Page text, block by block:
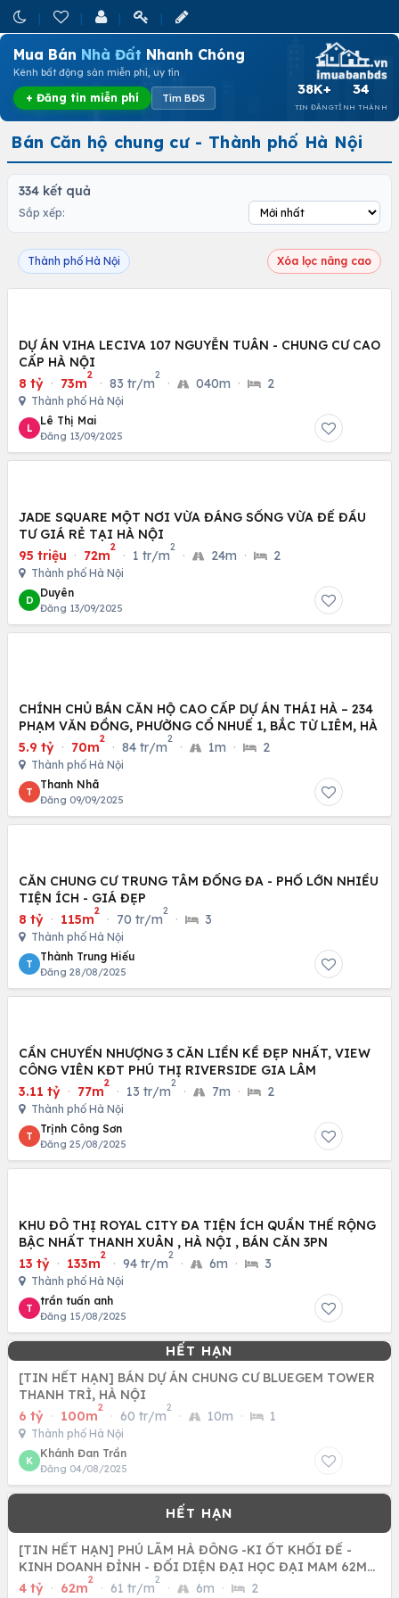
Mua Bán Nhà Đất Nhanh Chóng
Kênh bất động sản miễn phí, uy tín
+ Đăng tin miễn phí Tìm BĐS
38K+
TIN ĐĂNG
34
TỈNH THÀNH
Bán Căn hộ chung cư - Thành phố Hà Nội
334 kết quả
Sắp xếp:
Thành phố Hà Nội Xóa lọc nâng cao
DỰ ÁN VIHA LECIVA 107 NGUYỄN TUÂN - CHUNG CƯ CAO
CẤP HÀ NỘI
8 tỷ · 73m
2
· 83 tr/m
2
· 040m · 2
Thành phố Hà Nội
L
Lê Thị Mai
Đăng 13/09/2025
JADE SQUARE MỘT NƠI VỪA ĐÁNG SỐNG VỪA ĐỂ ĐẦU
TƯ GIÁ RẺ TẠI HÀ NỘI
95 triệu · 72m
2
· 1 tr/m
2
· 24m · 2
Thành phố Hà Nội
D
Duyên
Đăng 13/09/2025
CHÍNH CHỦ BÁN CĂN HỘ CAO CẤP DỰ ÁN THÁI HÀ – 234
PHẠM VĂN ĐỒNG, PHƯỜNG CỔ NHUẾ 1, BẮC TỪ LIÊM, HÀ
5.9 tỷ · 70m
2
· 84 tr/m
2
· 1m · 2
Thành phố Hà Nội
T
Thanh Nhã
Đăng 09/09/2025
CĂN CHUNG CƯ TRUNG TÂM ĐỐNG ĐA - PHỐ LỚN NHIỀU
TIỆN ÍCH - GIÁ ĐẸP
8 tỷ · 115m
2
· 70 tr/m
2
· 3
Thành phố Hà Nội
T
Thành Trung Hiếu
Đăng 28/08/2025
CẦN CHUYỂN NHƯỢNG 3 CĂN LIỀN KỀ ĐẸP NHẤT, VIEW
CÔNG VIÊN KĐT PHÚ THỊ RIVERSIDE GIA LÂM
3.11 tỷ · 77m
2
· 13 tr/m
2
· 7m · 2
Thành phố Hà Nội
T
Trịnh Công Sơn
Đăng 25/08/2025
KHU ĐÔ THỊ ROYAL CITY ĐA TIỆN ÍCH QUẦN THỂ RỘNG
BẬC NHẤT THANH XUÂN , HÀ NỘI , BÁN CĂN 3PN
13 tỷ · 133m
2
· 94 tr/m
2
· 6m · 3
Thành phố Hà Nội
T
trần tuấn anh
Đăng 15/08/2025
[TIN HẾT HẠN] BÁN DỰ ÁN CHUNG CƯ BLUEGEM TOWER
THANH TRÌ, HÀ NỘI
6 tỷ · 100m
2
· 60 tr/m
2
· 10m · 1
Thành phố Hà Nội
K
Khánh Đan Trần
Đăng 04/08/2025
[TIN HẾT HẠN] PHÚ LÃM HÀ ĐÔNG -KI ỐT KHỐI ĐẾ -
KINH DOANH ĐỈNH - ĐỐI DIỆN ĐẠI HỌC ĐẠI MAM 62M
CHỈ NHỈNH 4 TỶ
4 tỷ · 62m
2
· 61 tr/m
2
· 6m · 2